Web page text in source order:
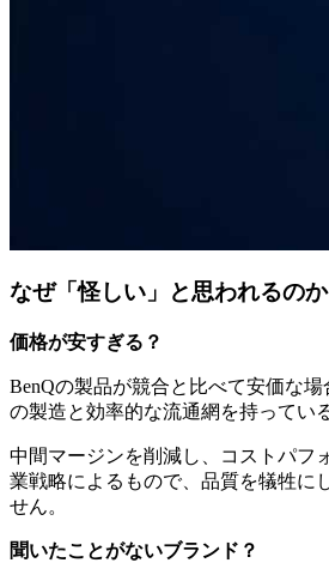
なぜ「怪しい」と思われるのか
価格が安すぎる？
BenQの製品が競合と比べて安価な
の製造と効率的な流通網を持ってい
中間マージンを削減し、コストパフ
業戦略によるもので、品質を犠牲に
せん。
聞いたことがないブランド？